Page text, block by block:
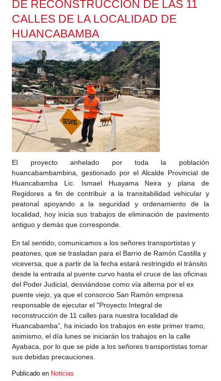
DE RECONSTRUCCIÓN DE LAS 11
CALLES DE LA LOCALIDAD DE
HUANCABAMBA
El proyecto anhelado por toda la población
huancabambambina, gestionado por el Alcalde Provincial de
Huancabamba Lic. Ismael Huayama Neira y plana de
Regidores a fin de contribuir a la transitabilidad vehicular y
peatonal apoyando a la seguridad y ordenamiento de la
localidad, hoy inicia sus trabajos de eliminación de pavimento
antiguo y demás que corresponde.
En tal sentido, comunicamos a los señores transportistas y
peatones, que se trasladan para el Barrio de Ramón Castilla y
viceversa, que a partir de la fecha estará restringido el tránsito
desde la entrada al puente curvo hasta el cruce de las oficinas
del Poder Judicial, desviándose como vía alterna por el ex
puente viejo, ya que el consorcio San Ramón empresa
responsable de ejecutar el "Proyecto Integral de
reconstrucción de 11 calles para nuestra localidad de
Huancabamba”, ha iniciado los trabajos en este primer tramo,
asimismo, el día lunes se iniciarán los trabajos en la calle
Ayabaca, por lo que se pide a los señores transportistas tomar
sus debidas precauciones.
Publicado en Noticias